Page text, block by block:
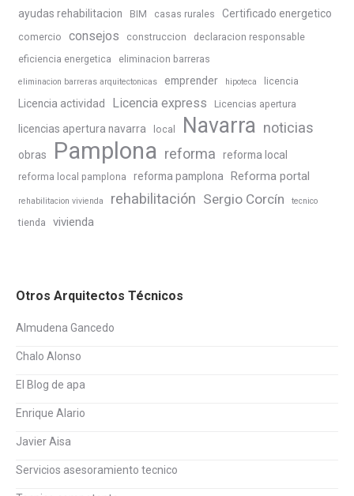
ayudas rehabilitacion BIM casas rurales Certificado energetico
comercio consejos construccion
declaracion responsable
eficiencia energetica
eliminacion barreras
eliminacion barreras arquitectonicas emprender hipoteca licencia
Licencia actividad Licencia express Licencias apertura
licencias apertura navarra local Navarra noticias
obras Pamplona reforma reforma local
reforma local pamplona reforma pamplona Reforma portal
rehabilitacion vivienda rehabilitación Sergio Corcín tecnico
tienda vivienda
Otros Arquitectos Técnicos
Almudena Gancedo
Chalo Alonso
El Blog de apa
Enrique Alario
Javier Aisa
Servicios asesoramiento tecnico